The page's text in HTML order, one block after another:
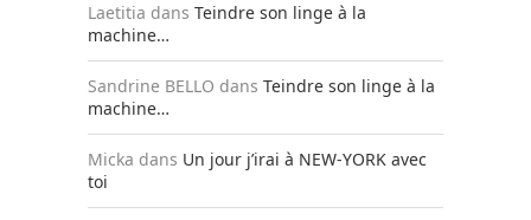
Laetitia dans Teindre son linge à la
machine…
Sandrine BELLO dans Teindre son linge à la
machine…
Micka dans Un jour j’irai à NEW-YORK avec
toi